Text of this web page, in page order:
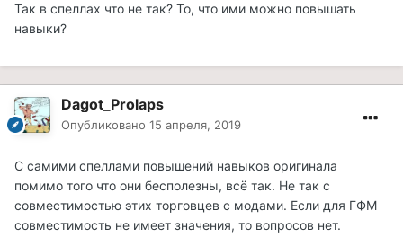
Так в спеллах что не так? То, что ими можно повышать
навыки?
Dagot_Prolaps
Опубликовано 15 апреля, 2019
С самими спеллами повышений навыков оригинала
помимо того что они бесполезны, всё так. Не так с
совместимостью этих торговцев с модами. Если для ГФМ
совместимость не имеет значения, то вопросов нет.